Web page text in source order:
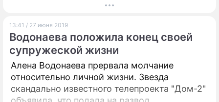
тут будет столпотворение – люди тысячами
аншлага, увы, не случилось...
13:41 / 27 июня 2019
Водонаева положила конец своей
супружеской жизни
Алена Водонаева прервала молчание
относительно личной жизни. Звезда
скандально известного телепроекта "Дом-2"